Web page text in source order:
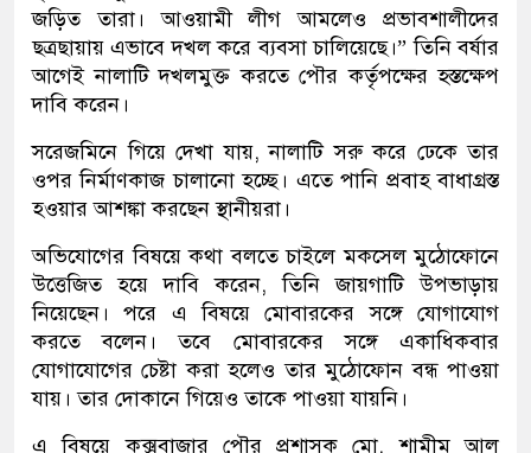
জড়িত তারা। আওয়ামী লীগ আমলেও প্রভাবশালীদের
ছত্রছায়ায় এভাবে দখল করে ব্যবসা চালিয়েছে।” তিনি বর্ষার
আগেই নালাটি দখলমুক্ত করতে পৌর কর্তৃপক্ষের হস্তক্ষেপ
দাবি করেন।
সরেজমিনে গিয়ে দেখা যায়, নালাটি সরু করে ঢেকে তার
ওপর নির্মাণকাজ চালানো হচ্ছে। এতে পানি প্রবাহ বাধাগ্রস্ত
হওয়ার আশঙ্কা করছেন স্থানীয়রা।
অভিযোগের বিষয়ে কথা বলতে চাইলে মকসেল মুঠোফোনে
উত্তেজিত হয়ে দাবি করেন, তিনি জায়গাটি উপভাড়ায়
নিয়েছেন। পরে এ বিষয়ে মোবারকের সঙ্গে যোগাযোগ
করতে বলেন। তবে মোবারকের সঙ্গে একাধিকবার
যোগাযোগের চেষ্টা করা হলেও তার মুঠোফোন বন্ধ পাওয়া
যায়। তার দোকানে গিয়েও তাকে পাওয়া যায়নি।
এ বিষয়ে কক্সবাজার পৌর প্রশাসক মো. শামীম আল